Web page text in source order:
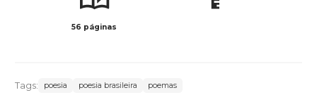
56 páginas
Tags: poesia poesia brasileira poemas